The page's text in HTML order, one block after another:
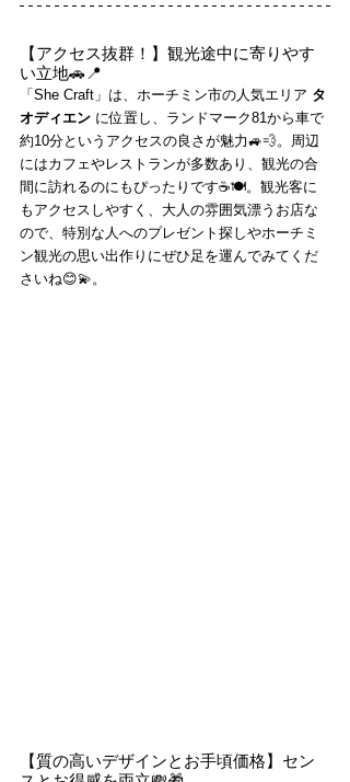
【アクセス抜群！】観光途中に寄りやす
い立地🚗📍
「She Craft」は、ホーチミン市の人気エリア タ
オディエン に位置し、ランドマーク81から車で
約10分というアクセスの良さが魅力🚙💨。周辺
にはカフェやレストランが多数あり、観光の合
間に訪れるのにもぴったりです☕🍽️。観光客に
もアクセスしやすく、大人の雰囲気漂うお店な
ので、特別な人へのプレゼント探しやホーチミ
ン観光の思い出作りにぜひ足を運んでみてくだ
さいね😊💫。
【質の高いデザインとお手頃価格】セン